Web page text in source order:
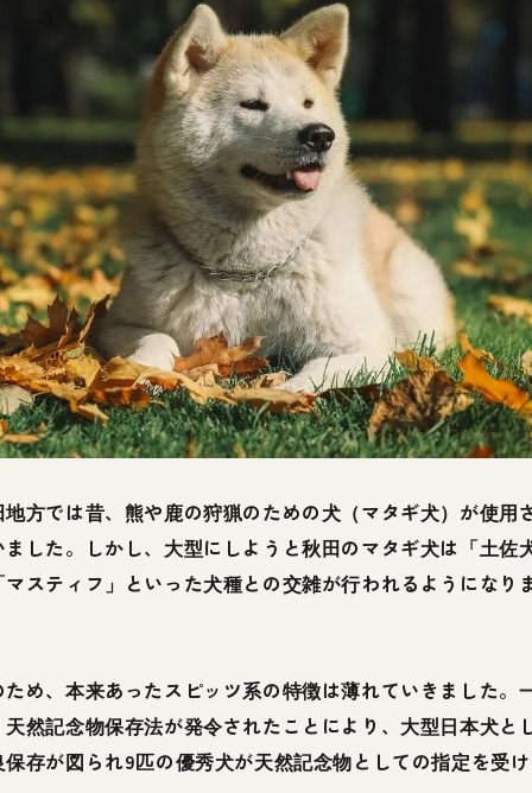
地方では昔、熊や鹿の狩猟のための犬（マタギ犬）が使用
した。しかし、大型にしようと秋田のマタギ犬は「土佐
マスティフ」といった犬種との交雑が行われるようになり
ため、本来あったスピッツ系の特徴は薄れていきました。
天然記念物保存法が発令されたことにより、大型日本犬と
保存が図られ9匹の優秀犬が天然記念物としての指定を受け